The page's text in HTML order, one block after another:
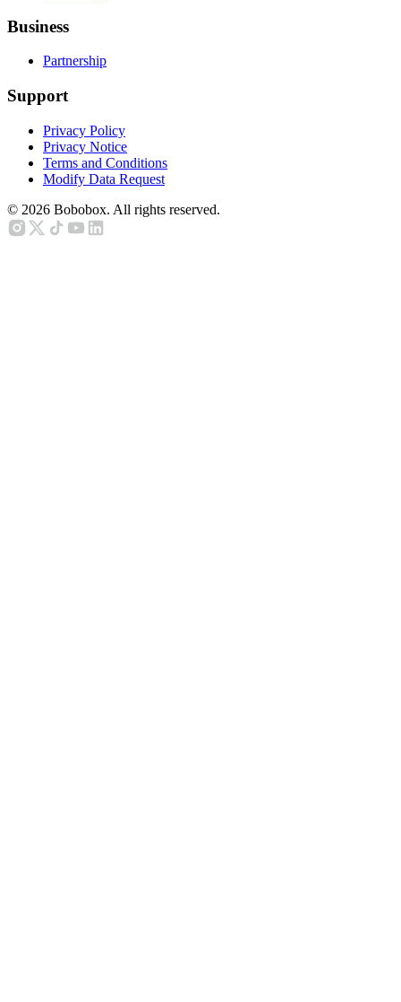
Business
Partnership
Support
Privacy Policy
Privacy Notice
Terms and Conditions
Modify Data Request
© 2026 Bobobox. All rights reserved.